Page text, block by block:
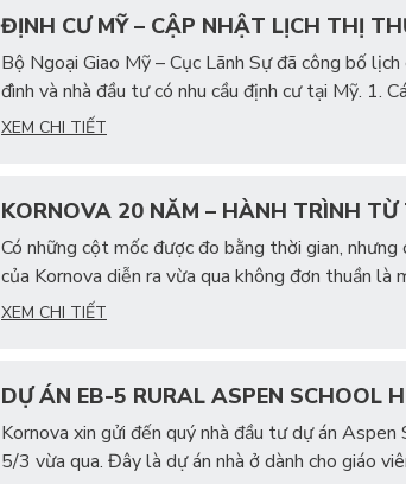
ĐỊNH CƯ MỸ – CẬP NHẬT LỊCH THỊ
Bộ Ngoại Giao Mỹ – Cục Lãnh Sự đã công bố
đình và nhà đầu tư có nhu cầu định cư tại Mỹ. 1.
XEM CHI TIẾT
KORNOVA 20 NĂM – HÀNH TRÌNH
Có những cột mốc được đo bằng thời gian,
của Kornova diễn ra vừa qua không đơn thuần
XEM CHI TIẾT
DỰ ÁN EB-5 RURAL ASPEN SCHOOL
Kornova xin gửi đến quý nhà đầu tư dự án
5/3 vừa qua. Đây là dự án nhà ở dành cho giáo